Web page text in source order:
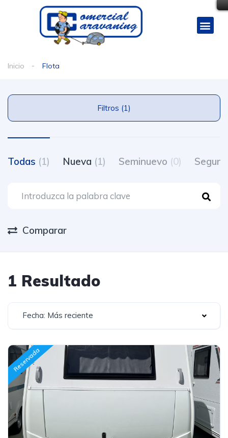
Inicio Flota
Filtros (1)
Todas (1) Nueva (1) Seminuevo (0)
Comparar
1 Resultado
Fecha: Más reciente
Reservada